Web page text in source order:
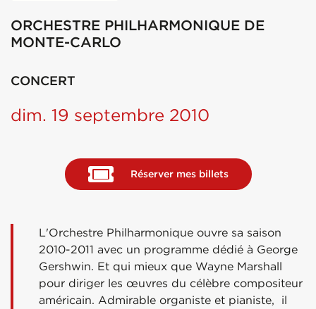
ORCHESTRE PHILHARMONIQUE DE
MONTE-CARLO
CONCERT
dim. 19 septembre 2010
Réserver mes billets
L'Orchestre Philharmonique ouvre sa saison
2010-2011 avec un programme dédié à George
Gershwin. Et qui mieux que Wayne Marshall
pour diriger les œuvres du célèbre compositeur
américain. Admirable organiste et pianiste, il